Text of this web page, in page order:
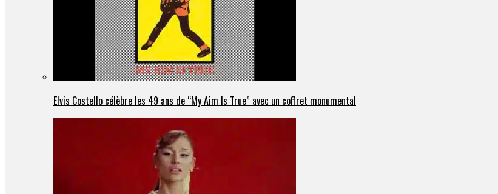
Elvis Costello célèbre les 49 ans de “My Aim Is True” avec un coffret monumental